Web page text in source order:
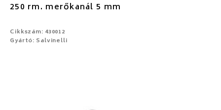
250 rm. merőkanál 5 mm
Cikkszám: 430012
Gyártó: Salvinelli